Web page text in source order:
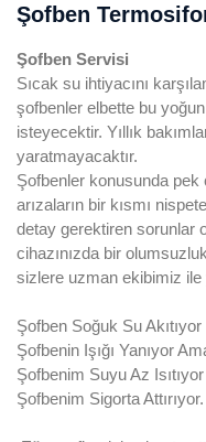
Şofben
Şofben Servisi
Sıcak su ihtiyacını
şofbenler elbette bu
isteyecektir. Yıllık
yaratmayacaktır.
Şofbenler konusunda pek
arızaların bir kısmı
detay gerektiren sorunlar
cihazınızda bir
sizlere uzman ekibimiz ile
Şofben Soğuk Su Akıtıyor
Şofbenin Işığı Yanıyor
Şofbenim Suyu Az Isıtıyor
Şofbenim Sigorta Attırıyor.